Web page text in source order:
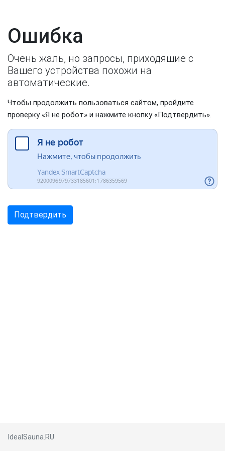
Ошибка
Очень жаль, но запросы, приходящие с
Вашего устройства похожи на
автоматические.
Чтобы продолжить пользоваться сайтом, пройдите
проверку «Я не робот» и нажмите кнопку «Подтвердить».
IdealSauna.RU